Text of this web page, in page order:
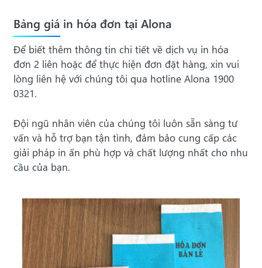
Bảng giá in hóa đơn tại Alona
Để biết thêm thông tin chi tiết về dịch vụ in hóa
đơn 2 liên hoặc để thực hiện đơn đặt hàng, xin vui
lòng liên hệ với chúng tôi qua hotline Alona 1900
0321.
Đội ngũ nhân viên của chúng tôi luôn sẵn sàng tư
vấn và hỗ trợ bạn tận tình, đảm bảo cung cấp các
giải pháp in ấn phù hợp và chất lượng nhất cho nhu
cầu của bạn.